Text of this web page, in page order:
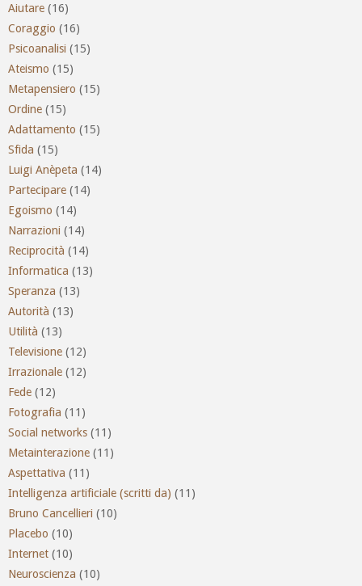
Aiutare (16)
Coraggio (16)
Psicoanalisi (15)
Ateismo (15)
Metapensiero (15)
Ordine (15)
Adattamento (15)
Sfida (15)
Luigi Anèpeta (14)
Partecipare (14)
Egoismo (14)
Narrazioni (14)
Reciprocità (14)
Informatica (13)
Speranza (13)
Autorità (13)
Utilità (13)
Televisione (12)
Irrazionale (12)
Fede (12)
Fotografia (11)
Social networks (11)
Metainterazione (11)
Aspettativa (11)
Intelligenza artificiale (scritti da) (11)
Bruno Cancellieri (10)
Placebo (10)
Internet (10)
Neuroscienza (10)